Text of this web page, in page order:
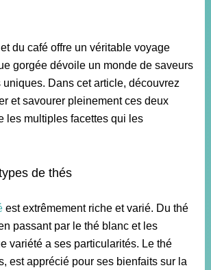
et du café offre un véritable voyage
gorgée dévoile un monde de saveurs
Dans cet article, découvrez
et savourer pleinement ces deux
les multiples facettes qui les
de thés
est extrêmement riche et varié. Du thé
passant par le thé blanc et les
variété a ses particularités. Le thé
est apprécié pour ses bienfaits sur la